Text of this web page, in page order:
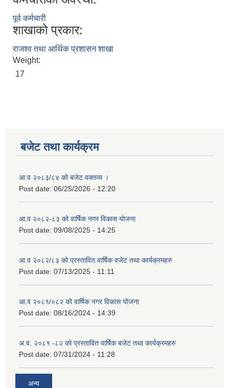
पूर्व कर्मचारी
शाखाको प्रकार:
राजश्व तथा आर्थिक प्रशासन शाखा
Weight:
17
बजेट तथा कार्यक्रम
आ.व २०८३/८४ को बजेट वक्तव्य ।
Post date: 06/25/2026 - 12:20
आ.व २०८२-८३ को वार्षिक नगर विकास योजना
Post date: 09/08/2025 - 14:25
आ.व २०८२/८३ को प्रस्तावित वार्षिक वजेट तथा कार्यक्रमहरु
Post date: 07/13/2025 - 11:11
आ.व २०८१/०८२ को वार्षिक नगर विकास योजना
Post date: 08/16/2024 - 14:39
अ.व. २०८१ -८२ को प्रस्तावित वार्षिक बजेट तथा कार्यक्रमहरु
Post date: 07/31/2024 - 11:28
अन्य